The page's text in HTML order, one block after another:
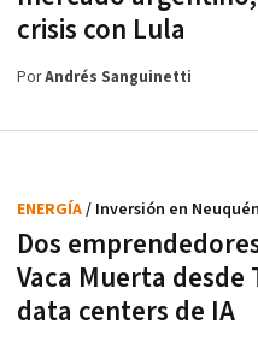
crisis con Lula
PorAndrés Sanguinetti
Dos
Vaca Muerta desde
data centers de IA
ENERGÍA/ Inversión en Neuquén